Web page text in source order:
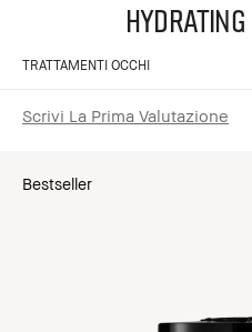
Hydrating
TRATTAMENTI OCCHI
Scrivi La Prima Valutazione
Bestseller